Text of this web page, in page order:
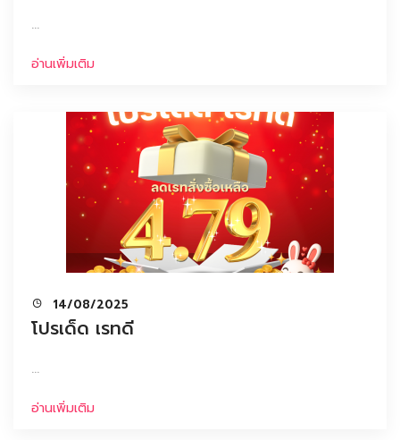
...
อ่านเพิ่มเติม
14/08/2025
โปรเด็ด เรทดี
...
อ่านเพิ่มเติม